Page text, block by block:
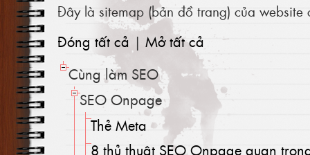
Đây là sitemap (bản đồ trang) của website
Đóng tất cả |Mở tất cả
Cùng làm SEO
SEO Onpage
Thẻ Meta
8 thủ thuật SEO Onpage quan